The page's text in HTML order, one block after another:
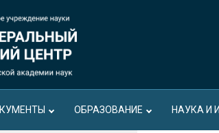
ОБРАЗОВАНИЕ НАУКА И